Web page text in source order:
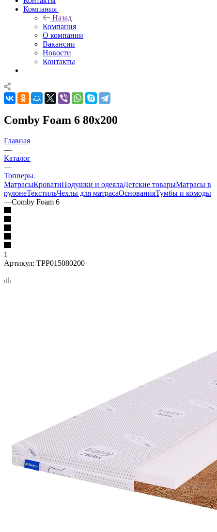
Компания
Назад
Компания
О компании
Вакансии
Новости
Контакты
Comby Foam 6 80x200
Главная
—
Каталог
—
Топперы
МатрасыКроватиПодушки и одеялаДетские товарыМатрасы в
рулонеТекстильЧехлы для матрасаОснованияТумбы и комоды
—Comby Foam 6
1
Артикул: TPP015080200